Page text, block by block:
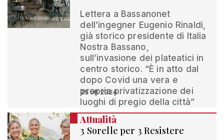
Lettera a Bassanonet
dell’ingegner Eugenio Rinaldi,
già storico presidente di Italia
Nostra Bassano,
sull’invasione dei plateatici in
centro storico. “È in atto dal
dopo Covid una vera e
propria privatizzazione dei
luoghi di pregio della città”
25 ott 2024
Attualità
3 Sorelle per 3 Resistere